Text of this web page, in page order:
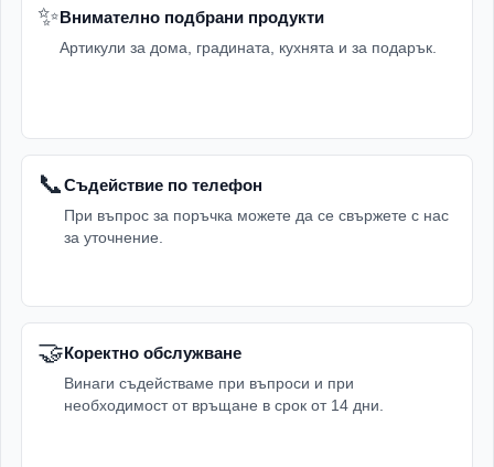
✨Внимателно подбрани продукти
Артикули за дома, градината, кухнята и за подарък.
📞Съдействие по телефон
При въпрос за поръчка можете да се свържете с нас
за уточнение.
🤝Коректно обслужване
Винаги съдействаме при въпроси и при
необходимост от връщане в срок от 14 дни.